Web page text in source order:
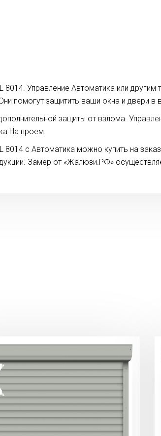
8014. Управление Автоматика или
помогут защитить ваши окна и двери в
защиты от взлома.
На проем.
8014 с Автоматика можно купить на
Замер от «Жалюзи.РФ»